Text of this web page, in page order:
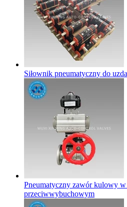
Siłownik pneumatyczny do
Pneumatyczny zawór kulowy
przeciwwybuchowym